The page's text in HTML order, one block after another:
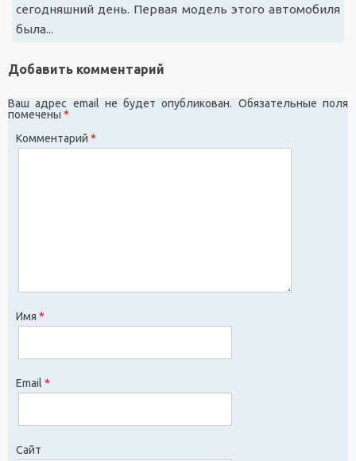
сегодняшний день. Первая модель этого автомобиля
была...
Добавить комментарий
Ваш адрес email не будет опубликован. Обязательные поля
помечены *
Комментарий *
Имя *
Email *
Сайт